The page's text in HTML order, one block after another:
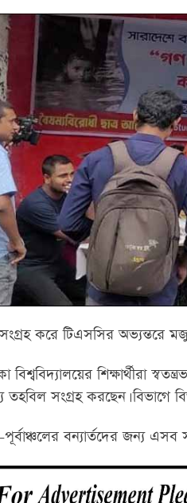
করে টিএসসির অভ্যন্তরে
বিশ্ববিদ্যালয়ের শিক্ষার্থীরা
সংগ্রহ করছেন। বিভাগে
বন্যার্তদের জন্য এসব